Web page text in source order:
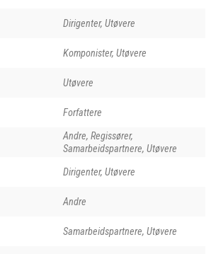
Dirigenter, Utøvere
Komponister, Utøvere
Utøvere
Forfattere
Andre, Regissører,
Samarbeidspartnere, Utøvere
Dirigenter, Utøvere
Andre
Samarbeidspartnere, Utøvere